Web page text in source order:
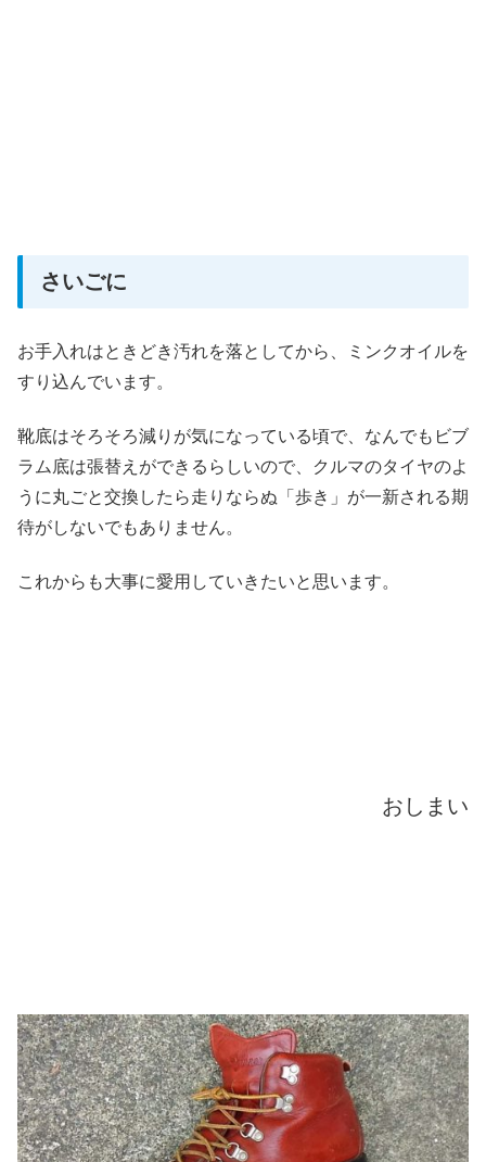
さいごに
お手入れはときどき汚れを落としてから、ミンクオイルを
すり込んでいます。
靴底はそろそろ減りが気になっている頃で、なんでもビブ
ラム底は張替えができるらしいので、クルマのタイヤのよ
うに丸ごと交換したら走りならぬ「歩き」が一新される期
待がしないでもありません。
これからも大事に愛用していきたいと思います。
おしまい